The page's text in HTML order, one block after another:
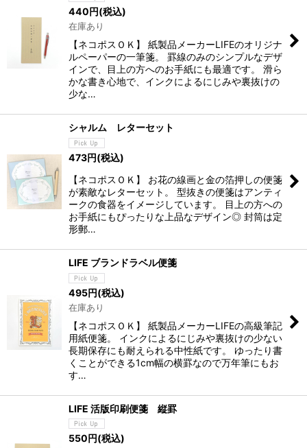
440円(税込)
在庫あり
【ネコポスＯＫ】 紙製品メーカーLIFEのオリジナ
ルペーパーの一筆箋。 罫線のみのシンプルなデザ
インで、目上の方へのお手紙にも最適です。 滑ら
かな書き心地で、インクによるにじみや裏抜けの
少な…
シャルム レターセット
473円(税込)
【ネコポスＯＫ】 お花の線画と金の箔押しの便箋
が素敵なレターセット。 型抜きの便箋はアンティ
ークの食器をイメージしています。 目上の方への
お手紙にもぴったりな上品なデザイン◎ 封筒は定
形郵…
LIFE ブランドラベル便箋
495円(税込)
在庫あり
【ネコポスＯＫ】 紙製品メーカーLIFEの高級筆記
用紙便箋。 インクによるにじみや裏抜けの少ない
長期保存にも耐えられる中性紙です。 ゆったり書
くことができる1cm幅の横罫なので万年筆にもお
す…
LIFE 活版印刷便箋 縦罫
550円(税込)